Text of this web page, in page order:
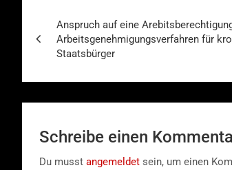
Anspruch auf eine
Arbeitsgenehmigungsverfahren für
Staatsbürger
Schreibe einen
Du musst angemeldet sein, um einen